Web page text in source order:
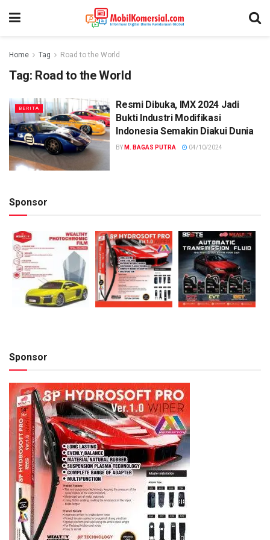
Home Tag Road to the World
Tag: Road to the World
BERITA
Resmi Dibuka, IMX 2024 Jadi
Bukti Industri Modifikasi
Indonesia Semakin Diakui Dunia
BY M. BAGAS PUTRA 04/10/2024
Sponsor
Sponsor